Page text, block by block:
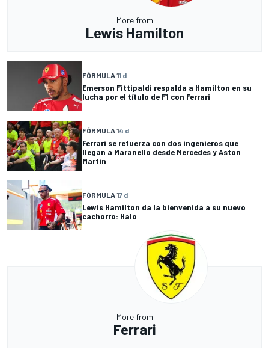
More from
Lewis Hamilton
FÓRMULA 11 d
Emerson Fittipaldi respalda a Hamilton en su
lucha por el título de F1 con Ferrari
FÓRMULA 14 d
Ferrari se refuerza con dos ingenieros que
llegan a Maranello desde Mercedes y Aston
Martin
FÓRMULA 17 d
Lewis Hamilton da la bienvenida a su nuevo
cachorro: Halo
More from
Ferrari